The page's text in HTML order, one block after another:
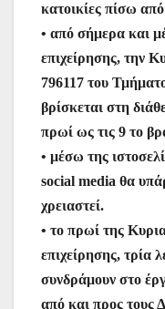
κατοικίες πίσω
• από σήμερα και
επιχείρησης, την
796117 του
βρίσκεται στη
πρωί ως τις 9 το
• μέσω της
social media θα
χρειαστεί.
• το πρωί της
επιχείρησης, τρία
συνδράμουν στο
από και προς τους